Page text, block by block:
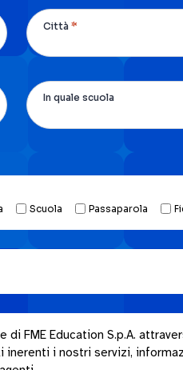
Città *
In quale scuola
Scuola Passaparola
FME Education S.p.A.
i nostri servizi,